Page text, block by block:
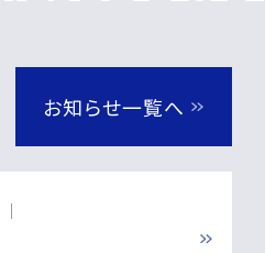
お知らせ一覧へ